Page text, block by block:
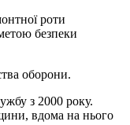
роти
безпеки
оборони.
з 2000 року.
вдома на нього